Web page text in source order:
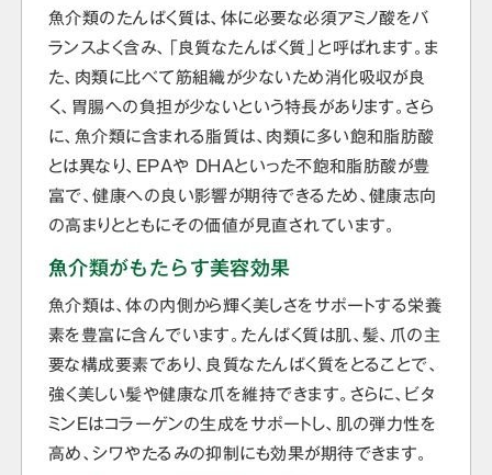
魚介類のたんぱく質は、体に必要な必須アミノ酸をバ
ランスよく含み、「良質なたんぱく質」と呼ばれます。ま
た、肉類に比べて筋組織が少ないため消化吸収が良
く、胃腸への負担が少ないという特長があります。さら
に、魚介類に含まれる脂質は、肉類に多い飽和脂肪酸
とは異なり、EPAや DHAといった不飽和脂肪酸が豊
富で、健康への良い影響が期待できるため、健康志向
の高まりとともにその価値が見直されています。
魚介類がもたらす美容効果
魚介類は、体の内側から輝く美しさをサポートする栄養
素を豊富に含んでいます。たんぱく質は肌、髪、爪の主
要な構成要素であり、良質なたんぱく質をとることで、
強く美しい髪や健康な爪を維持できます。さらに、ビタ
ミンEはコラーゲンの生成をサポートし、肌の弾力性を
高め、シワやたるみの抑制にも効果が期待できます。